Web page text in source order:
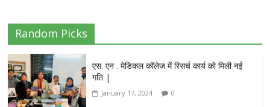
Random Picks
एस. एन . मेडिकल कॉलेज में रिसर्च कार्य को मिली नई
गति |
January 17, 2024 0